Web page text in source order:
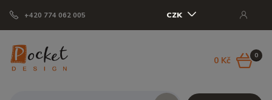
+420 774 062 005 CZK
0
0 Kč